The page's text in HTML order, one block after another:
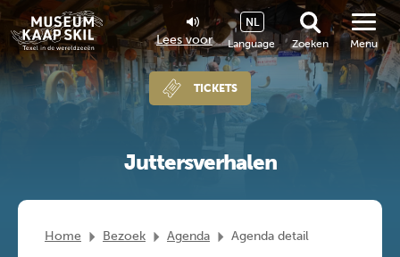
Lees voor Language
NL
Zoeken
TICKETS
Menu
Juttersverhalen
Home Bezoek Agenda Agenda detail